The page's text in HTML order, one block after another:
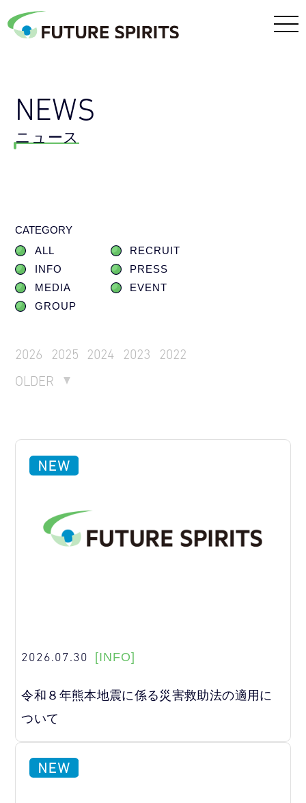
NEWS
ニュース
CATEGORY
ALL
RECRUIT
INFO
PRESS
MEDIA
EVENT
GROUP
2026 2025 2024 2023
2022
OLDER
2026.07.30 [INFO]
令和８年熊本地震に係る災害救助法の適用に
ついて